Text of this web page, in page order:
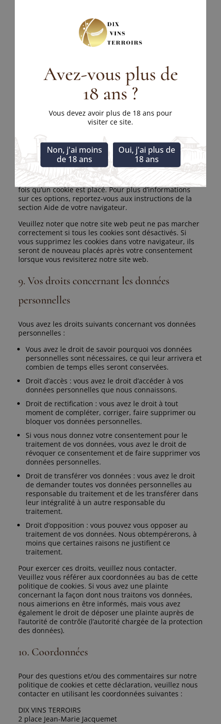
Marketing
8. Activer/désactiver et supprimer les
cookies
supprimer automatiquement ou manuellement les
cookies. Vous pouvez également spécifier que certains
cookies ne peuvent pas être placés. Une autre option
fois qu’un cookie est placé. Pour plus d’informations
sur ces options, reportez-vous aux instructions de la
section Aide de votre navigateur.
Veuillez noter que notre site web peut ne pas marcher
correctement si tous les cookies sont désactivés. Si
vous supprimez les cookies dans votre navigateur, ils
seront de nouveau placés après votre consentement
lorsque vous revisiterez notre site web.
9. Vos droits concernant les données
personnelles
Vous avez les droits suivants concernant vos données
personnelles :
Vous avez le droit de savoir pourquoi vos données
personnelles sont nécessaires, ce qui leur arrivera et
combien de temps elles seront conservées.
Droit d’accès : vous avez le droit d’accéder à vos
données personnelles que nous connaissons.
Droit de rectification : vous avez le droit à tout
moment de compléter, corriger, faire supprimer ou
bloquer vos données personnelles.
Si vous nous donnez votre consentement pour le
traitement de vos données, vous avez le droit de
révoquer ce consentement et de faire supprimer vos
données personnelles.
Droit de transférer vos données : vous avez le droit
de demander toutes vos données personnelles au
responsable du traitement et de les transférer dans
leur intégralité à un autre responsable du
traitement.
Droit d’opposition : vous pouvez vous opposer au
traitement de vos données. Nous obtempérerons, à
moins que certaines raisons ne justifient ce
traitement.
Pour exercer ces droits, veuillez nous contacter.
Veuillez vous référer aux coordonnées au bas de cette
politique de cookies. Si vous avez une plainte
concernant la façon dont nous traitons vos données,
nous aimerions en être informés, mais vous avez
également le droit de déposer une plainte auprès de
l’autorité de contrôle (l’autorité chargée de la protection
des données).
10. Coordonnées
Pour des questions et/ou des commentaires sur notre
politique de cookies et cette déclaration, veuillez nous
contacter en utilisant les coordonnées suivantes :
DIX VINS TERROIRS
2 place Jean-Marie Jacquemet
Avez-vous plus de
18 ans ?
Vous devez avoir plus de 18 ans pour
visiter ce site.
Non, j'ai moins
de 18 ans
Oui, j'ai plus de
18 ans